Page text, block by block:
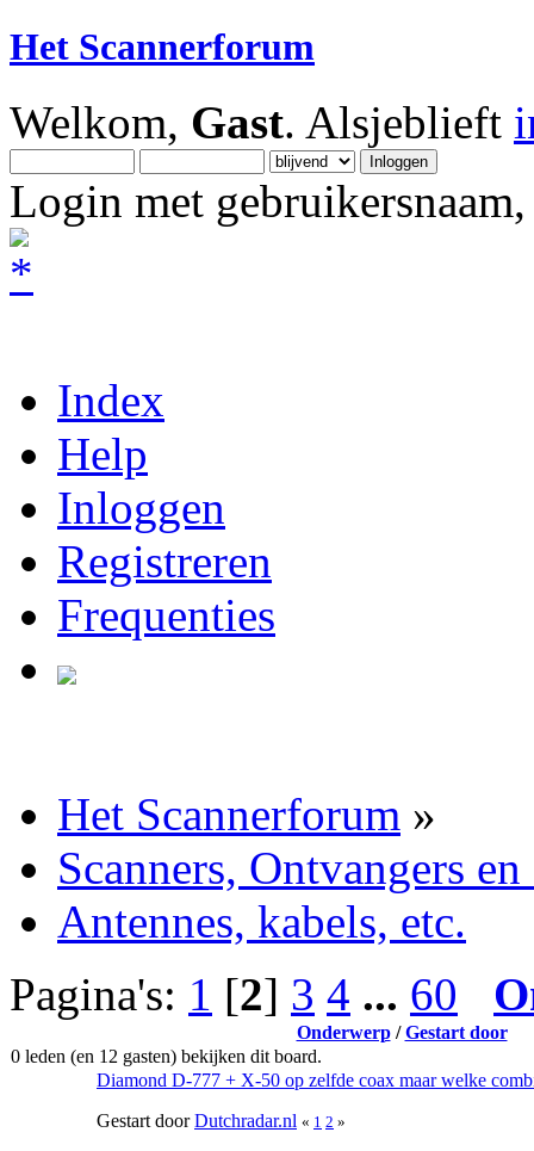
Het Scannerforum
Welkom, Gast. Alsjeblieft
Login met
Index
Help
Inloggen
Registreren
Frequenties
Het Scannerforum »
Scanners, Ontvangers
Antennes, kabels, etc.
Pagina's: 1 [2] 3 4 ... 60
Onderwerp/Gestart door
0 leden (en 12 gasten) bekijken dit board.
Diamond D-777 + X-50 op zelfde coax maar welke
Gestart doorDutchradar.nl « 1 2 »